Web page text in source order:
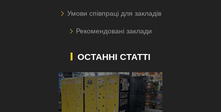
Умови співпраці для закладів
Рекомендовані заклади
ОСТАННІ СТАТТІ